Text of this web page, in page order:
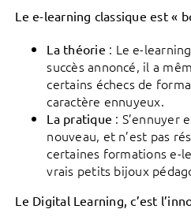
Le e-learning classique est «
La théorie : Le e-
succès annoncé, il a
certains échecs de
caractère ennuyeux.
La pratique : S’ennuyer
nouveau, et n’est pas
certaines formations e-
vrais petits bijoux
Le Digital Learning, c’est